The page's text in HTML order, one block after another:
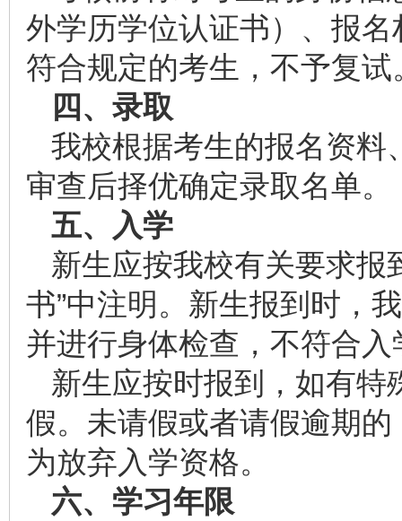
外学历学位认证书）、报
符合规定的考生，不予复试
四、录取
我校根据考生的报名资料
审查后择优确定录取名单。
五、入学
新生应按我校有关要求报
书”中注明。新生报到时，
并进行身体检查，不符合
新生应按时报到，如有
假。未请假或者请假逾期
为放弃入学资格。
六、学习年限